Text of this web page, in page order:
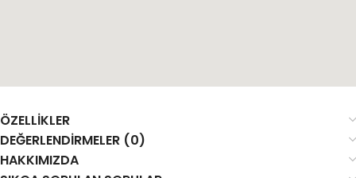
ÖZELLIKLER
DEĞERLENDIRMELER (0)
HAKKIMIZDA